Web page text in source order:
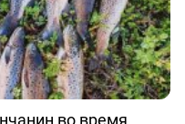
во время